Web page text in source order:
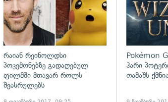
რაიან რეინოლდსი
პოკემონებზე გადაღებულ
ფილმში მთავარ როლს
შეასრულებს
Pokémon
ჰარი
თამაშს